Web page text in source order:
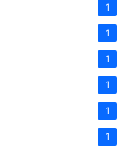
1
1
1
1
1
1